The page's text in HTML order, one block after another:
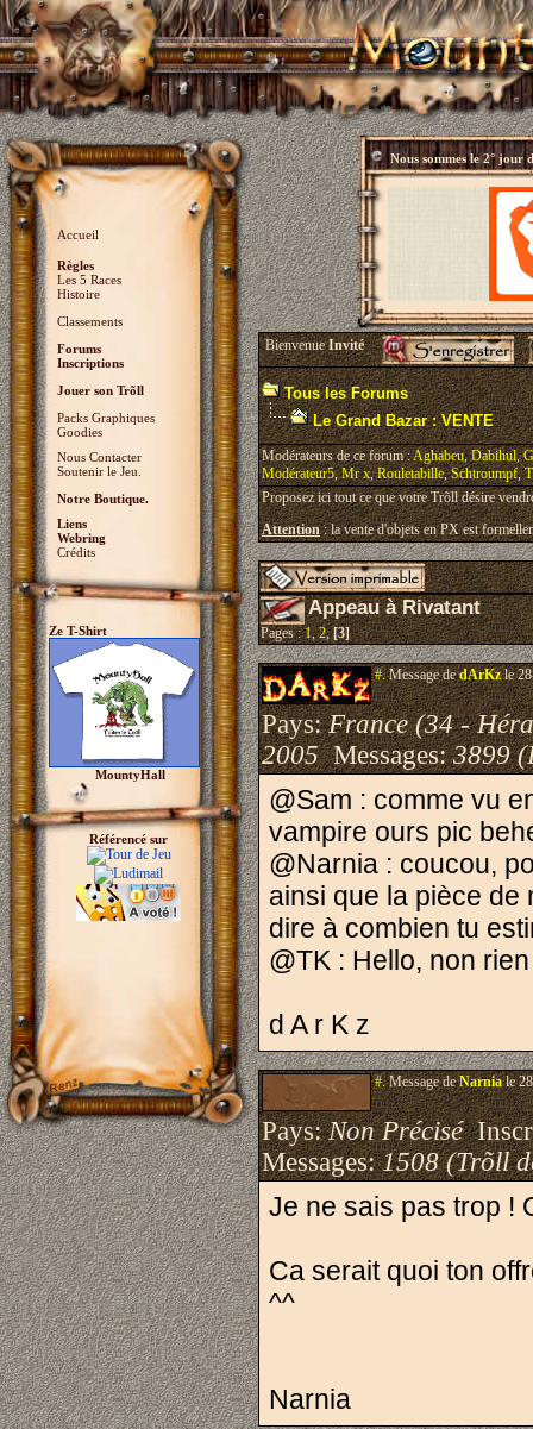
Accueil
Règles
Les 5 Races
Histoire
Classements
Forums
Inscriptions
Jouer son Trõll
Packs Graphiques
Goodies
Nous Contacter
Soutenir le Jeu.
Notre Boutique.
Liens
Webring
Crédits
Ze T-Shirt
MountyHall
Référencé sur
Nous sommes le2° jour
BienvenueInvité
Tous les Forums
Le Grand Bazar : VENTE
Modérateurs de ce forum :Aghabeu,Dabihul,
Modérateur5,Mr x,Rouletabille,Schtroumpf,
Proposez ici tout ce que votre Trõll désire
Attention: la vente d'objets en PX est
Appeau à Rivatant
Pages :1,2,[3]
#.Message dedArKzle
Pays:France (34 -
2005Messages:3899
@Sam : comme vu
vampire ours pic
@Narnia : coucou,
ainsi que la pièce de
dire à combien tu
@TK : Hello, non
d A r K z
#.Message deNarniale
Pays:Non Précisé
Messages:1508 (Trõll
Je ne sais pas trop !
Ca serait quoi ton
^^
Narnia